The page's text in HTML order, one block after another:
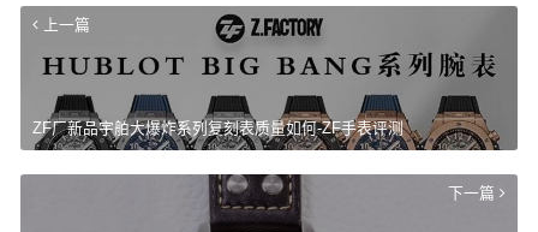
上一篇
ZF厂新品宇舶大爆炸系列复刻表质量如何-ZF手表评测
下一篇